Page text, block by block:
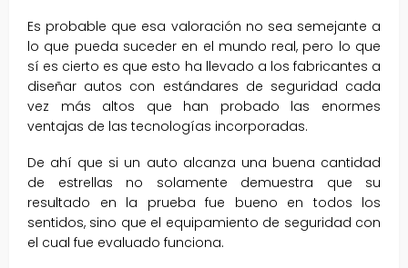
Es probable que esa valoración no sea semejante a
lo que pueda suceder en el mundo real, pero lo que
sí es cierto es que esto ha llevado a los fabricantes a
diseñar autos con estándares de seguridad cada
vez más altos que han probado las enormes
ventajas de las tecnologías incorporadas.
De ahí que si un auto alcanza una buena cantidad
de estrellas no solamente demuestra que su
resultado en la prueba fue bueno en todos los
sentidos, sino que el equipamiento de seguridad con
el cual fue evaluado funciona.